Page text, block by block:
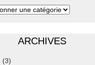
ARCHIVES
(3)